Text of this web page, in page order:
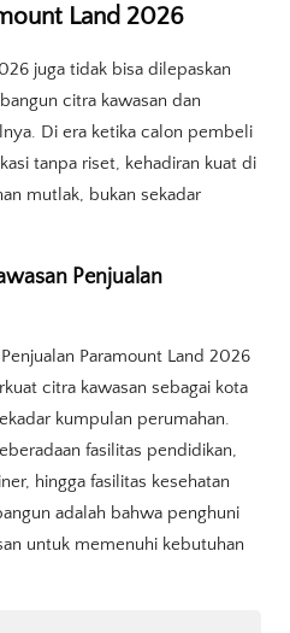
Land 2026
juga tidak bisa dilepaskan
citra kawasan dan
Di era ketika calon pembeli
tanpa riset, kehadiran kuat di
mutlak, bukan sekadar
Penjualan
Paramount Land 2026
citra kawasan sebagai kota
kumpulan perumahan.
fasilitas pendidikan,
hingga fasilitas kesehatan
adalah bahwa penghuni
untuk memenuhi kebutuhan